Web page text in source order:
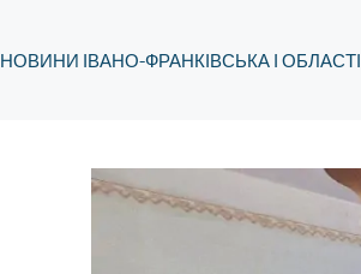
НОВИНИ ІВАНО-ФРАНКІВСЬКА І ОБЛАСТІ